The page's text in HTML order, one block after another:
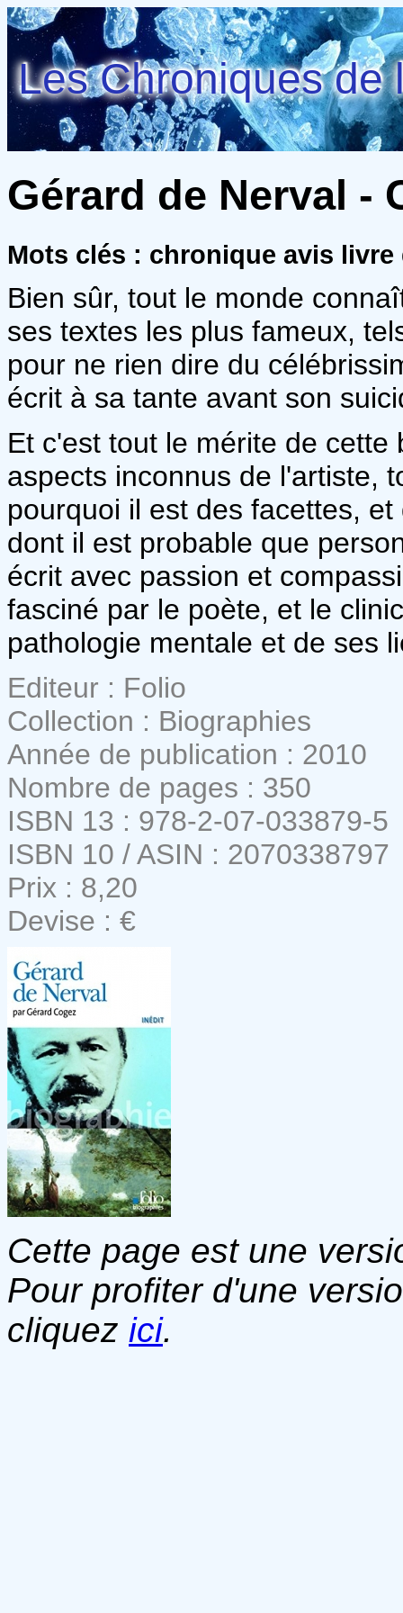
Les Chroniques de
Gérard de Nerval -
Mots clés : chronique avis
Bien sûr, tout le monde
ses textes les plus fameux,
pour ne rien dire du
écrit à sa tante avant son
Et c'est tout le mérite de
aspects inconnus de l'artiste,
pourquoi il est des facettes,
dont il est probable que
écrit avec passion et
fasciné par le poète, et le
pathologie mentale et de ses
Editeur : Folio
Collection : Biographies
Année de publication : 2010
Nombre de pages : 350
ISBN 13 : 978-2-07-033879-5
ISBN 10 / ASIN : 2070338797
Prix : 8,20
Devise : €
Cette page est une
Pour profiter d'une
cliquez ici.